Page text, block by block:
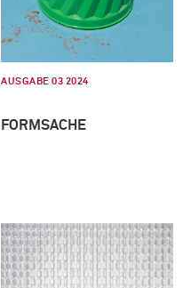
AUSGABE 03 2024
FORMSACHE